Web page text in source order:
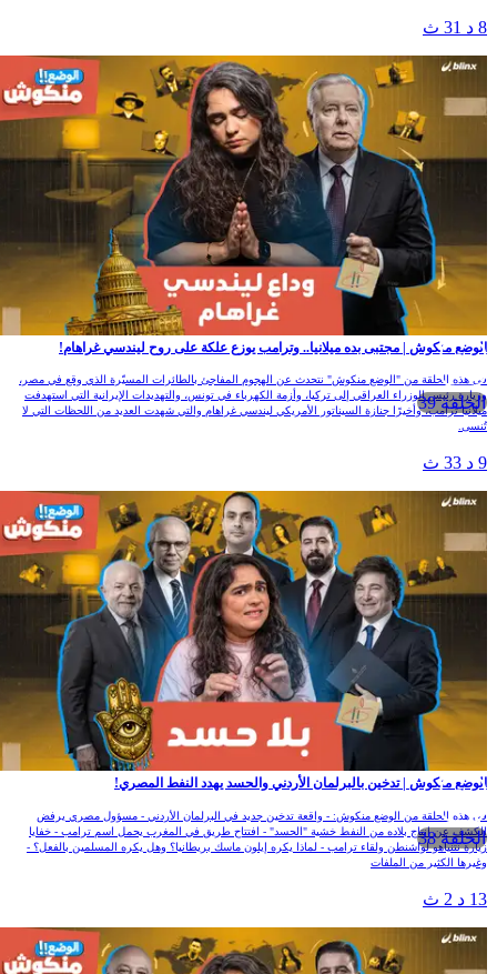
الحلقة 39
الوضع منكوش | مجتبى بده ميلانيا.. وترامب يوزع علكة على روح ليندسي غراهام!
في هذه الحلقة من "الوضع منكوش" نتحدث عن الهجوم المفاجئ بالطائرات المسيّرة الذي وقع في مصر،
وزيارة رئيس الوزراء العراقي إلى تركيا، وأزمة الكهرباء في تونس، والتهديدات الإيرانية التي استهدفت
ميلانيا ترامب، وأخيرًا جنازة السيناتور الأمريكي ليندسي غراهام والتي شهدت العديد من اللحظات التي لا
تُنسى.
الحلقة 38
الوضع منكوش | تدخين بالبرلمان الأردني والحسد يهدد النفط المصري!
في هذه الحلقة من الوضع منكوش: - واقعة تدخين جديد في البرلمان الأردني - مسؤول مصري يرفض
الكشف عن انتاج بلاده من النفط خشية "الحسد" - افتتاح طريق في المغرب يحمل اسم ترامب - خفايا
زيارة نتنياهو لواشنطن ولقاء ترامب - لماذا يكره إيلون ماسك بريطانيا؟ وهل يكره المسلمين بالفعل؟ -
وغيرها الكثير من الملفات
13 د 2 ث